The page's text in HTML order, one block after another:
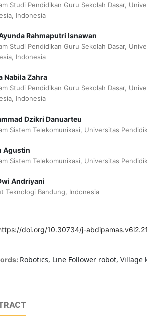
Studi Pendidikan Guru Sekolah Dasar,
Indonesia
Rahmaputri Isnawan
Studi Pendidikan Guru Sekolah Dasar,
Indonesia
Nabila Zahra
Studi Pendidikan Guru Sekolah Dasar,
Indonesia
Dzikri Danuarteu
Sistem Telekomunikasi, Universitas
Agustin
Sistem Telekomunikasi, Universitas
Andriyani
Teknologi Bandung, Indonesia
doi.org/10.30734/j-
Robotics, Line Follower robot, Village